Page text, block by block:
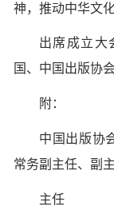
神，推动中华文
出席成立大
国、中国出版协
附：
中国出版协
常务副主任、副
主任